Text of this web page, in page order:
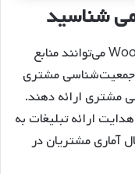
شناسید
به عنوان مثال، پلتفرم‌های Adobe و Woopra می‌توانند منابع
جمعیت‌شناسی مشتری
مشتری ارائه دهند.
ارائه تبلیغات به
آماری مشتریان در